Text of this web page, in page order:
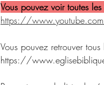
Vous pouvez voir toutes
https://
Vous pouvez retrouver
https://